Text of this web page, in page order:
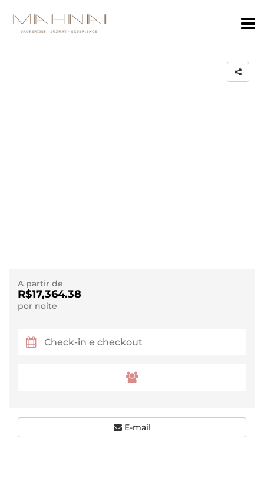
A partir de
R$17,364.38
por noite
E-mail